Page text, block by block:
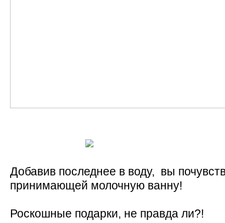
Добавив последнее в воду, вы
принимающей молочную ванну!
Роскошные подарки, не правда ли?!